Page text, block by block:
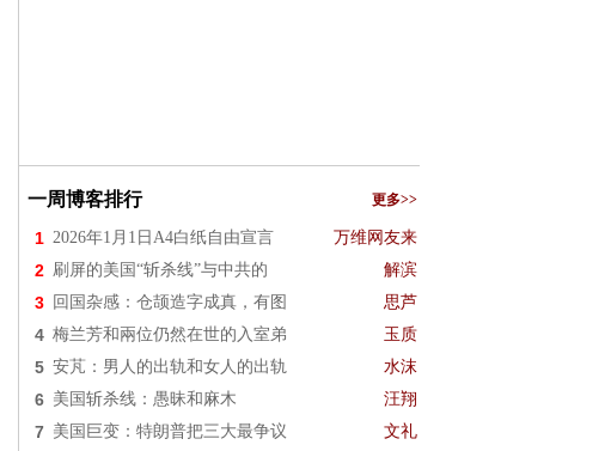
一周博客排行 更多>>
1 2026年1月1日A4白纸自由宣言 万维网友来
2 刷屏的美国“斩杀线”与中共的 解滨
3 回国杂感：仓颉造字成真，有图 思芦
4 梅兰芳和兩位仍然在世的入室弟 玉质
5 安芃：男人的出轨和女人的出轨 水沫
6 美国斩杀线：愚昧和麻木 汪翔
7 美国巨变：特朗普把三大最争议 文礼